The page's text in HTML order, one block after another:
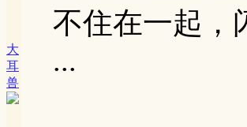
大
耳
兽
不住在一起，
...